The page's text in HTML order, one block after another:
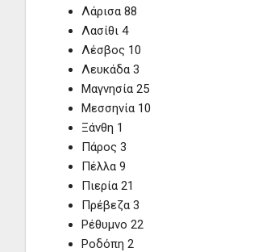
Λάρισα 88
Λασίθι 4
Λέσβος 10
Λευκάδα 3
Μαγνησία 25
Μεσσηνία 10
Ξάνθη 1
Πάρος 3
Πέλλα 9
Πιερία 21
Πρέβεζα 3
Ρέθυμνο 22
Ροδόπη 2